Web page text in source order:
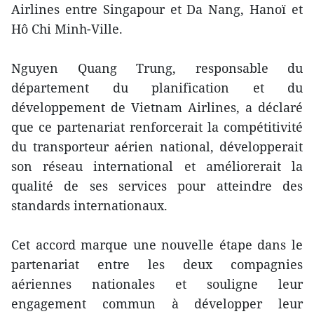
Airlines entre Singapour et Da Nang, Hanoï et
Hô Chi Minh-Ville.
Nguyen Quang Trung, responsable du
département du planification et du
développement de Vietnam Airlines, a déclaré
que ce partenariat renforcerait la compétitivité
du transporteur aérien national, développerait
son réseau international et améliorerait la
qualité de ses services pour atteindre des
standards internationaux.
Cet accord marque une nouvelle étape dans le
partenariat entre les deux compagnies
aériennes nationales et souligne leur
engagement commun à développer leur